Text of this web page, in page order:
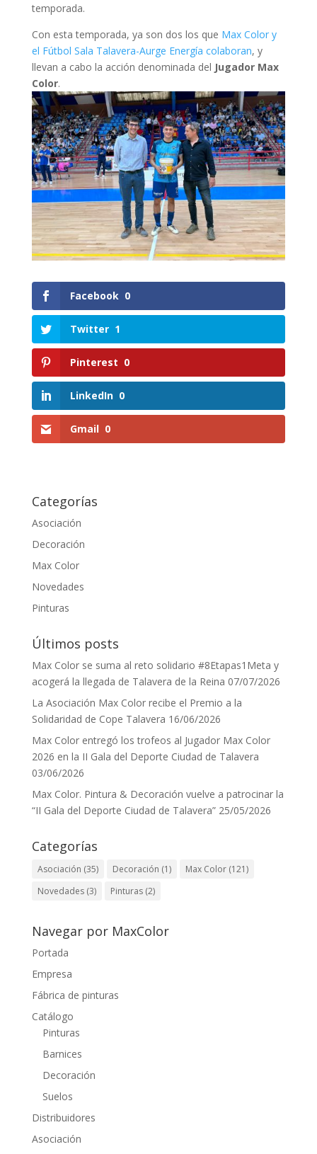
temporada.
Con esta temporada, ya son dos los que Max Color y
el Fútbol Sala Talavera-Aurge Energía colaboran, y
llevan a cabo la acción denominada del Jugador Max
Color.
Facebook 0
Twitter 1
Pinterest 0
LinkedIn 0
Gmail 0
Categorías
Asociación
Decoración
Max Color
Novedades
Pinturas
Últimos posts
Max Color se suma al reto solidario #8Etapas1Meta y
acogerá la llegada de Talavera de la Reina 07/07/2026
La Asociación Max Color recibe el Premio a la
Solidaridad de Cope Talavera 16/06/2026
Max Color entregó los trofeos al Jugador Max Color
2026 en la II Gala del Deporte Ciudad de Talavera
03/06/2026
Max Color. Pintura & Decoración vuelve a patrocinar la
“II Gala del Deporte Ciudad de Talavera” 25/05/2026
Categorías
Asociación (35) Decoración (1) Max Color(121)
Novedades(3) Pinturas(2)
Navegar por MaxColor
Portada
Empresa
Fábrica de pinturas
Catálogo
Pinturas
Barnices
Decoración
Suelos
Distribuidores
Asociación